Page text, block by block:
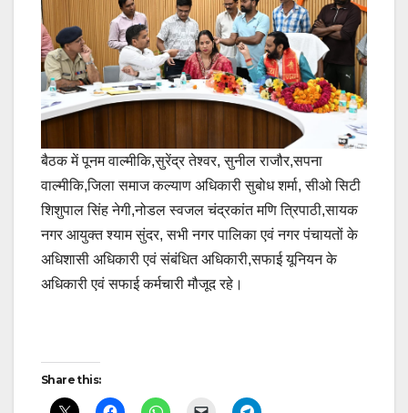
बैठक में पूनम वाल्मीकि,सुरेंद्र तेश्वर, सुनील राजौर,सपना
वाल्मीकि,जिला समाज कल्याण अधिकारी सुबोध शर्मा, सीओ सिटी
शिशुपाल सिंह नेगी,नोडल स्वजल चंद्रकांत मणि त्रिपाठी,सायक
नगर आयुक्त श्याम सुंदर, सभी नगर पालिका एवं नगर पंचायतों के
अधिशासी अधिकारी एवं संबंधित अधिकारी,सफाई यूनियन के
अधिकारी एवं सफाई कर्मचारी मौजूद रहे।
Post
Share this: